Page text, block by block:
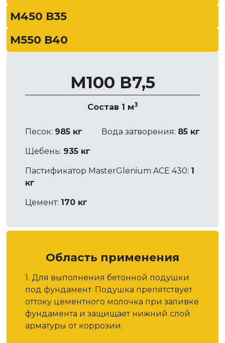
М450 В35
М550 В40
М100 В7,5
Состав 1 м3
Песок: 985 кг Вода затворения: 85 кг
Щебень: 935 кг
Пастификатор MasterGlenium ACE 430: 1
кг
Цемент: 170 кг
Область применения
1. Для выполнения бетонной подушки
под фундамент. Подушка препятствует
оттоку цементного молочка при заливке
фундамента и защищает нижний слой
арматуры от коррозии.